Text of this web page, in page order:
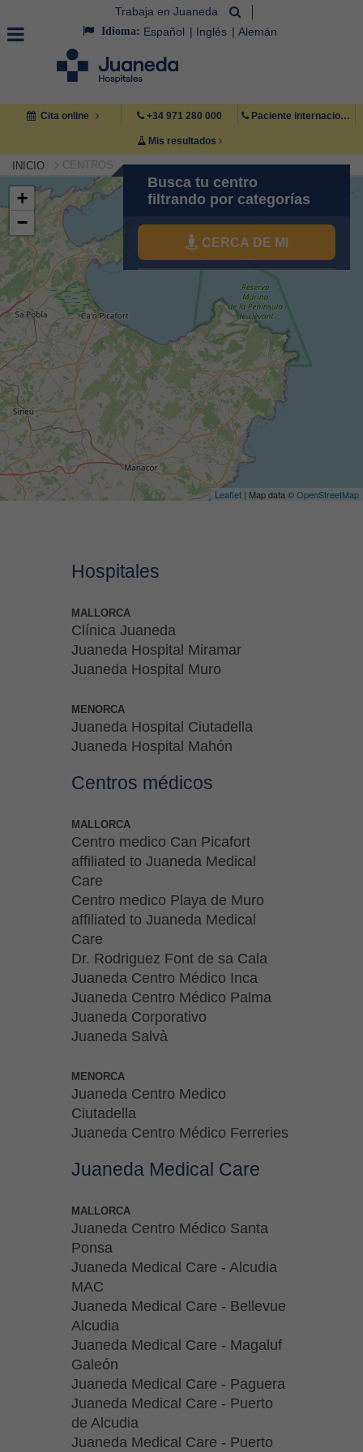
Trabaja en Juaneda
Idioma: Español Inglés Alemán
Cita online +34 971 280 000 Paciente internacional +34 971 222 222
Mis resultados
INICIO CENTROS
+
−
Leaflet | Map data ©OpenStreetMap
Busca tu centro
filtrando por categorías
CERCA DE MI
Hospitales
MALLORCA
Clínica Juaneda
Juaneda Hospital Miramar
Juaneda Hospital Muro
MENORCA
Juaneda Hospital Ciutadella
Juaneda Hospital Mahón
Centros médicos
MALLORCA
Centro medico Can Picafort
affiliated to Juaneda Medical
Care
Centro medico Playa de Muro
affiliated to Juaneda Medical
Care
Dr. Rodriguez Font de sa Cala
Juaneda Centro Médico Inca
Juaneda Centro Médico Palma
Juaneda Corporativo
Juaneda Salvà
MENORCA
Juaneda Centro Medico
Ciutadella
Juaneda Centro Médico Ferreries
Juaneda Medical Care
MALLORCA
Juaneda Centro Médico Santa
Ponsa
Juaneda Medical Care - Alcudia
MAC
Juaneda Medical Care - Bellevue
Alcudia
Juaneda Medical Care - Magaluf
Galeón
Juaneda Medical Care - Paguera
Juaneda Medical Care - Puerto
de Alcudia
Juaneda Medical Care - Puerto